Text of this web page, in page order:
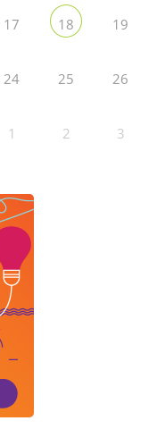
17 18 19
24 25 26
1 2 3